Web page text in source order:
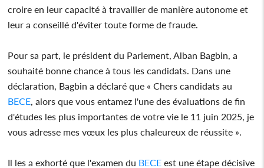
croire en leur capacité à travailler de manière autonome et
leur a conseillé d'éviter toute forme de fraude.
Pour sa part, le président du Parlement, Alban Bagbin, a
souhaité bonne chance à tous les candidats. Dans une
déclaration, Bagbin a déclaré que « Chers candidats au
BECE , alors que vous entamez l'une des évaluations de fin
d'études les plus importantes de votre vie le 11 juin 2025, je
vous adresse mes vœux les plus chaleureux de réussite ».
Il les a exhorté que l'examen du BECE est une étape décisive